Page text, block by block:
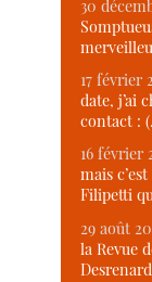
30
17 février
date, j’ai
contact :
16 février
mais
Filipetti
29 août
la Revue